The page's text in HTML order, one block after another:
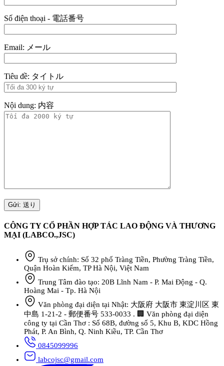
Số điện thoại - 電話番号
Email: メール
Tiêu đề: タイトル
Nội dung: 内容
CÔNG TY CỔ PHẦN HỢP TÁC LAO ĐỘNG VÀ THƯƠNG
MẠI (LABCO.,JSC)
Trụ sở chính: Số 32 phố Tràng Tiền, Phường Tràng Tiền,
Quận Hoàn Kiếm, TP Hà Nội, Việt Nam
Trung Tâm đào tạo: 20B Lĩnh Nam - P. Mai Động - Q.
Hoàng Mai - Tp. Hà Nội
Văn phòng đại diện tại Nhật: 大阪府 大阪市 東淀川区 東
中島 1-21-2 - 郵便番号 533-0033 . 🏢 Văn phòng đại diện
công ty tại Cần Thơ : Số 68B, đường số 5, Khu B, KDC Hồng
Phát, P. An Bình, Q. Ninh Kiều, TP. Cần Thơ
0845099996
labcojsc@gmail.com